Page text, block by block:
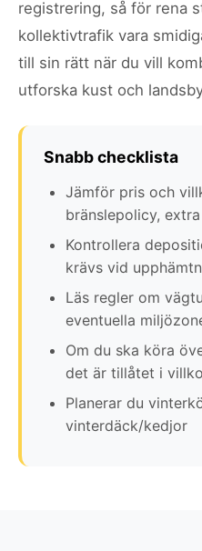
registrering, så för rena
kollektivtrafik vara
till sin rätt när du vill
utforska kust och
Snabb checklista
Jämför pris och
bränslepolicy,
Kontrollera
krävs vid
Läs regler om
eventuella
Om du ska köra
det är tillåtet i
Planerar du
vinterdäck/kedjor